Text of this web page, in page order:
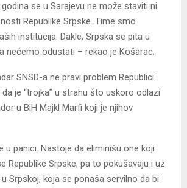
se u Sarajevu ne može staviti ni
Republike Srpske. Time smo
institucija. Dakle, Srpska se pita u
nećemo odustati – rekao je Košarac.
SNSD-a ne pravi problem Republici
je “trojka” u strahu što uskoro odlazi
u BiH Majkl Marfi koji je njihov
u panici. Nastoje da eliminišu one koji
Republike Srpske, pa to pokušavaju i uz
Srpskoj, koja se ponaša servilno da bi